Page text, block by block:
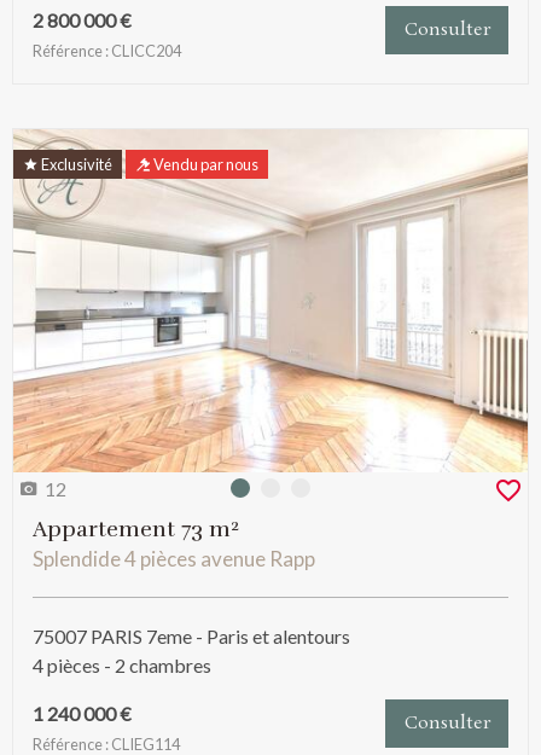
2 800 000 €
Référence : CLICC204
Consulter
Exclusivité Vendu par nous
12 Photo 0
Appartement 73 m²
Splendide 4 pièces avenue Rapp
75007 PARIS 7eme - Paris et alentours
4 pièces - 2 chambres
1 240 000 €
Référence : CLIEG114
Consulter